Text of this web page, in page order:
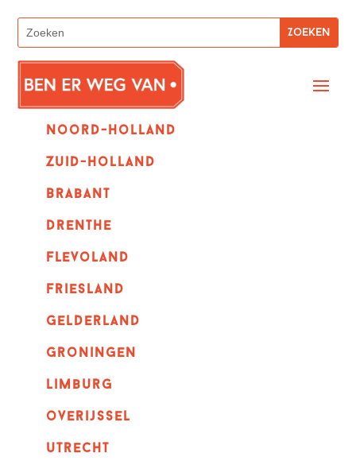
Noord-holland
zuid-holland
Brabant
Drenthe
Flevoland
Friesland
Gelderland
Groningen
Limburg
overijssel
utrecht